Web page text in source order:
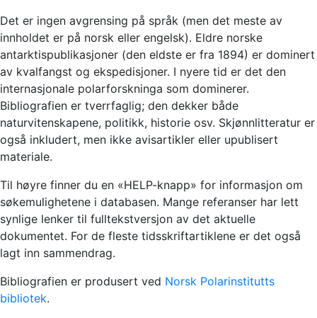
Det er ingen avgrensing på språk (men det meste av
innholdet er på norsk eller engelsk). Eldre norske
antarktispublikasjoner (den eldste er fra 1894) er dominert
av kvalfangst og ekspedisjoner. I nyere tid er det den
internasjonale polarforskninga som dominerer.
Bibliografien er tverrfaglig; den dekker både
naturvitenskapene, politikk, historie osv. Skjønnlitteratur er
også inkludert, men ikke avisartikler eller upublisert
materiale.
Til høyre finner du en «HELP-knapp» for informasjon om
søkemulighetene i databasen. Mange referanser har lett
synlige lenker til fulltekstversjon av det aktuelle
dokumentet. For de fleste tidsskriftartiklene er det også
lagt inn sammendrag.
Bibliografien er produsert ved Norsk Polarinstitutts
bibliotek.